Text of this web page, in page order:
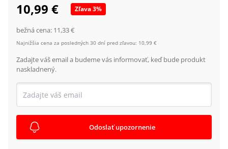
10,99 € Zľava3%
bežná cena: 11,33 €
Najnižšia cena za posledných 30 dní pred zľavou: 10,99 €
Zadajte váš email a budeme vás informovať, keď bude produkt
naskladnený.
Odoslať upozornenie